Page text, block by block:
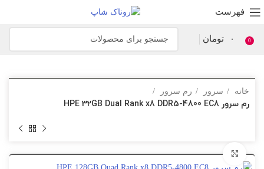
فهرست
0 ۰ تومان
خانه سرور رم سرور
رم سرور HPE 32GB Dual Rank x8 DDR5-4800 EC8
برای بزرگنمایی کلیک کنید